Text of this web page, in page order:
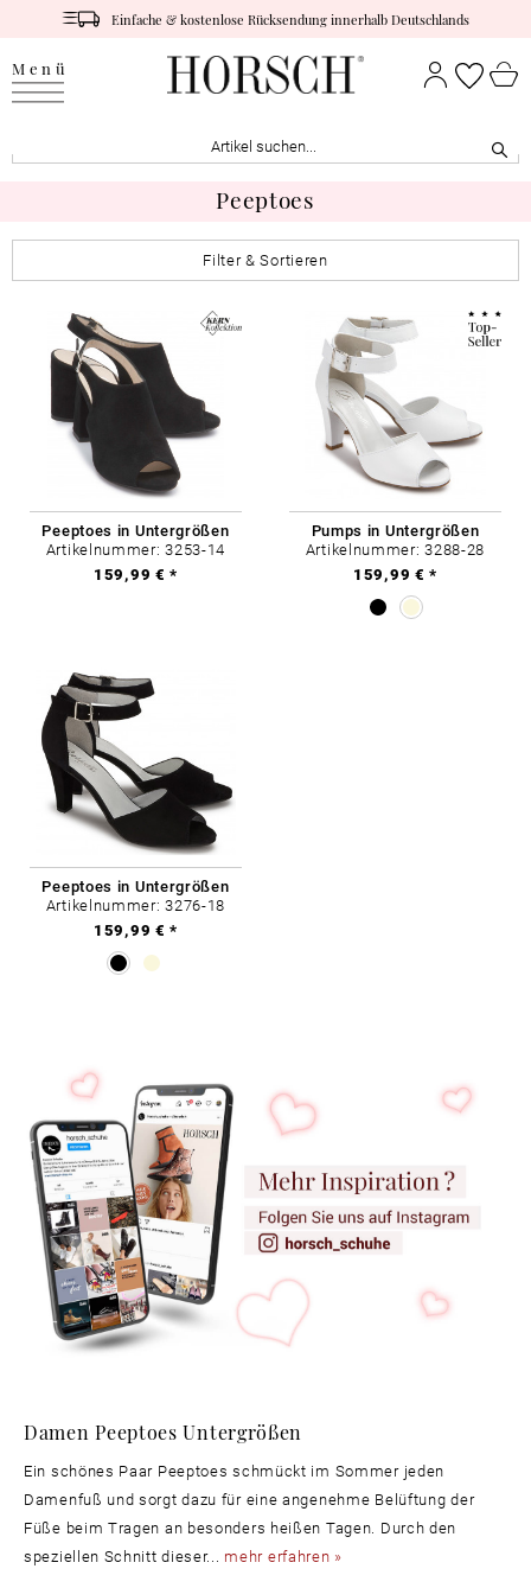
Einfache & kostenlose Rücksendung innerhalb Deutschlands
Menü
Peeptoes
Filter & Sortieren
Peeptoes in Untergrößen
Artikelnummer: 3253-14
159,99 € *
Pumps in Untergrößen
Artikelnummer: 3288-28
159,99 € *
Peeptoes in Untergrößen
Artikelnummer: 3276-18
159,99 € *
Damen Peeptoes Untergrößen
Ein schönes Paar Peeptoes schmückt im Sommer jeden
Damenfuß und sorgt dazu für eine angenehme Belüftung der
Füße beim Tragen an besonders heißen Tagen. Durch den
speziellen Schnitt dieser... mehr erfahren »